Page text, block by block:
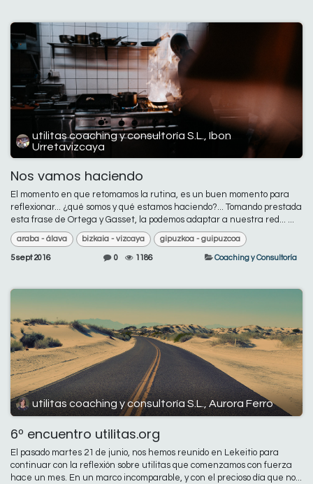
utilitas coaching y consultoría S.L., Ibon
Urretavizcaya
Nos vamos haciendo
El momento en que retomamos la rutina, es un buen momento para
reflexionar... ¿qué somos y qué estamos haciendo?... Tomando prestada
esta frase de Ortega y Gasset, la podemos adaptar a nuestra red... ...
araba - álava bizkaia - vizcaya gipuzkoa - guipuzcoa
5 sept 2016 0 1186 Coaching y Consultoría
utilitas coaching y consultoría S.L., Aurora Ferro
6º encuentro utilitas.org
El pasado martes 21 de junio, nos hemos reunido en Lekeitio para
continuar con la reflexión sobre utilitas que comenzamos con fuerza
hace un mes. En un marco incomparable, y con el precioso día que no...